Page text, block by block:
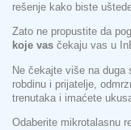
rešenje kako biste
Zato ne propustite da
koje vas čekaju vas u
Ne čekajte više na duga
robdinu i prijatelje,
trenutaka i imaćete
Odaberite mikrotalasnu